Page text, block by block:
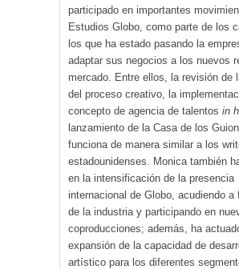
participado en importantes
Estudios Globo, como parte de los
los que ha estado pasando la
adaptar sus negocios a los nuevos
mercado. Entre ellos, la revisión de
del proceso creativo, la
concepto de agencia de talentos in
lanzamiento de la Casa de los
funciona de manera similar a los
estadounidenses. Monica también
en la intensificación de la presencia
internacional de Globo, acudiendo a
de la industria y participando en
coproducciones; además, ha
expansión de la capacidad de
artístico para los diferentes